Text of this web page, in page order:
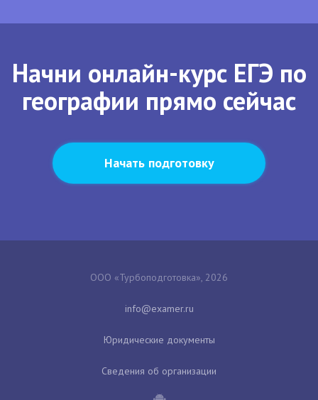
Начни онлайн-курс ЕГЭ по
географии прямо сейчас
Начать подготовку
ООО «Турбоподготовка», 2026
Юридические документы
Сведения об организации